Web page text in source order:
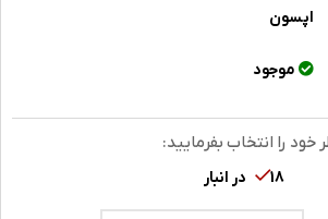
اپسون
موجود
را انتخاب بفرمایید:
18 در انبار